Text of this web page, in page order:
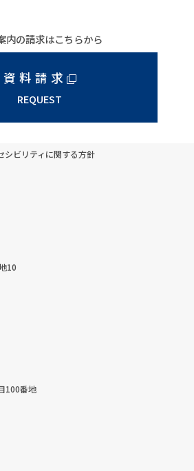
内の請求はこちらから
資料請求
REQUEST
シビリティに関する方針
10
100番地